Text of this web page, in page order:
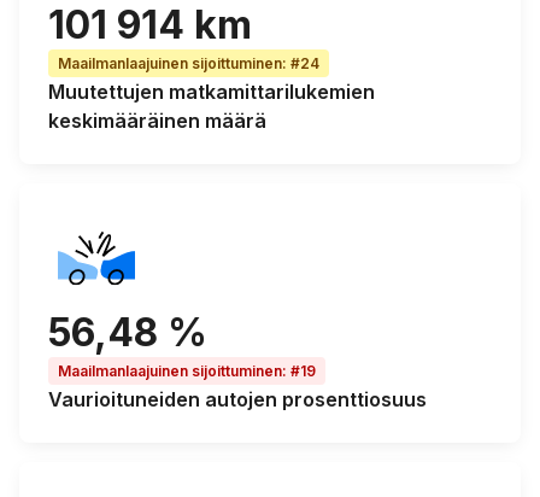
101 914 km
Maailmanlaajuinen sijoittuminen: #24
Muutettujen matkamittarilukemien
keskimääräinen määrä
56,48 %
Maailmanlaajuinen sijoittuminen: #19
Vaurioituneiden autojen prosenttiosuus